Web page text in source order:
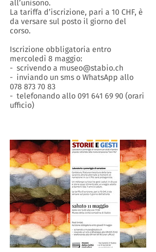
all’unisono.
La tariffa d’iscrizione, pari a 10 CHF, è
da versare sul posto il giorno del
corso.
Iscrizione obbligatoria entro
mercoledì 8 maggio:
- scrivendo a museo@stabio.ch
- inviando un sms o WhatsApp allo
078 873 70 83
- telefonando allo 091 641 69 90 (orari
ufficio)